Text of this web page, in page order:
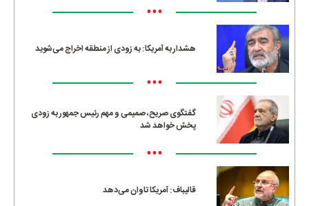
•••
هشدار به آمریکا: به زودی از منطقه اخراج می‌شوید
•••
گفتگوی صریح، صمیمی و مهم رئیس جمهور به زودی
پخش خواهد شد
•••
قالیباف: آمریکا تاوان می‌دهد